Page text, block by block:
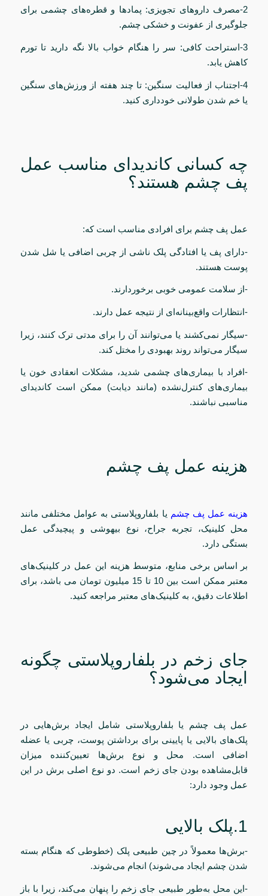
2-مصرف داروهای تجویزی: پمادها و قطره‌های چشمی برای
جلوگیری از عفونت و خشکی چشم.
3-استراحت کافی: سر را هنگام خواب بالا نگه دارید تا تورم
کاهش یابد.
4-اجتناب از فعالیت سنگین: تا چند هفته از ورزش‌های سنگین
یا خم شدن طولانی خودداری کنید.
چه کسانی کاندیدای مناسب عمل
پف چشم هستند؟
عمل پف چشم برای افرادی مناسب است که:
-دارای پف یا افتادگی پلک ناشی از چربی اضافی یا شل شدن
پوست هستند.
-از سلامت عمومی خوبی برخوردارند.
-انتظارات واقع‌بینانه‌ای از نتیجه عمل دارند.
-سیگار نمی‌کشند یا می‌توانند آن را برای مدتی ترک کنند، زیرا
سیگار می‌تواند روند بهبودی را مختل کند.
-افراد با بیماری‌های چشمی شدید، مشکلات انعقادی خون یا
بیماری‌های کنترل‌نشده (مانند دیابت) ممکن است کاندیدای
مناسبی نباشند.
هزینه عمل پف چشم
هزینه عمل پف چشم یا بلفاروپلاستی به عوامل مختلفی مانند
محل کلینیک، تجربه جراح، نوع بیهوشی و پیچیدگی عمل
بستگی دارد.
بر اساس برخی منابع، متوسط هزینه این عمل در کلینیک‌های
معتبر ممکن است بین 10 تا 15 میلیون تومان می باشد، برای
اطلاعات دقیق، به کلینیک‌های معتبر مراجعه کنید.
جای زخم در بلفاروپلاستی چگونه
ایجاد می‌شود؟
عمل پف چشم یا بلفاروپلاستی شامل ایجاد برش‌هایی در
پلک‌های بالایی یا پایینی برای برداشتن پوست، چربی یا عضله
اضافی است. محل و نوع برش‌ها تعیین‌کننده میزان
قابل‌مشاهده بودن جای زخم است. دو نوع اصلی برش در این
عمل وجود دارد:
1.پلک بالایی
-برش‌ها معمولاً در چین طبیعی پلک (خطوطی که هنگام بسته
شدن چشم ایجاد می‌شوند) انجام می‌شوند.
-این محل به‌طور طبیعی جای زخم را پنهان می‌کند، زیرا با باز